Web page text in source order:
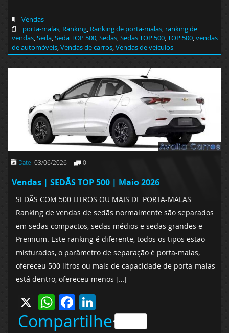
Vendas
porta-malas, Ranking, Ranking de porta-malas, ranking de
vendas,Sedã,Sedã TOP 500,Sedãs,Sedãs TOP 500,TOP 500,vendas
de automóveis,Vendas de carros,Vendas de veículos
Date: 03/06/2026 0
Vendas | SEDÃS TOP 500 | Maio 2026
SEDÃS COM 500 LITROS OU MAIS DE PORTA-MALAS
Ranking de vendas de sedãs normalmente são separados
em sedãs compactos, sedãs médios e sedãs grandes e
Premium. Este ranking é diferente, todos os tipos estão
misturados, o parâmetro de separação é porta-malas,
ofereceu 500 litros ou mais de capacidade de porta-malas
está dentro, ofereceu menos […]
X WhatsApp
Facebook
Compartilhe